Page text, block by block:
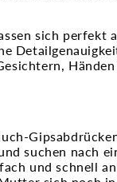
sich perfekt
suchen nach
und schnell